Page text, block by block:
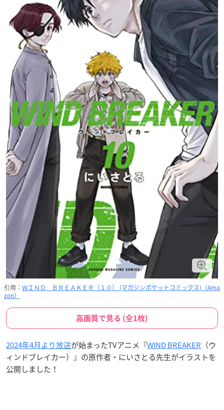
引用： ＷＩＮＤ ＢＲＥＡＫＥＲ（１０） (マガジンポケットコミックス)（Ama
zon）
高画質で見る (全1枚)
2024年4月より放送が始まったTVアニメ『WIND BREAKER （ウ
ィンドブレイカー）』の原作者・にいさとる先生がイラストを
公開しました！